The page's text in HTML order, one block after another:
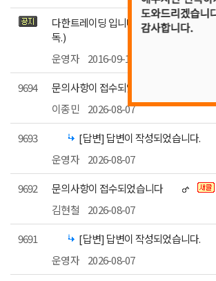
독.)
운영자
2016-09-12
9694
문의사항이 접수되었습니다
이종민
2026-08-07
9693
[답변] 답변이 작성되었습니다.
운영자
2026-08-07
9692
문의사항이 접수되었습니다
김현철
2026-08-07
9691
[답변] 답변이 작성되었습니다.
운영자
2026-08-07